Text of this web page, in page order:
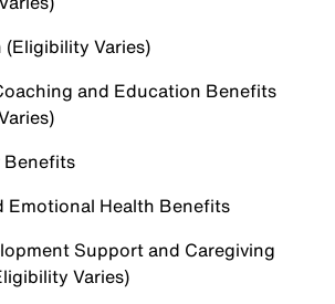
(Eligibility Varies)
and Education Benefits
Benefits
Emotional Health Benefits
Support and Caregiving
Varies)